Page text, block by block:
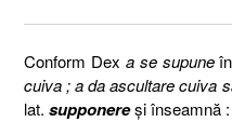
Conform Dex a se supune
cuiva ; a da ascultare cuiva
lat. supponereşi înseamnă :